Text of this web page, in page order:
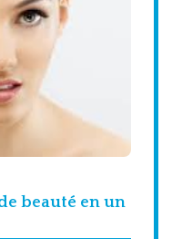
beauté en un